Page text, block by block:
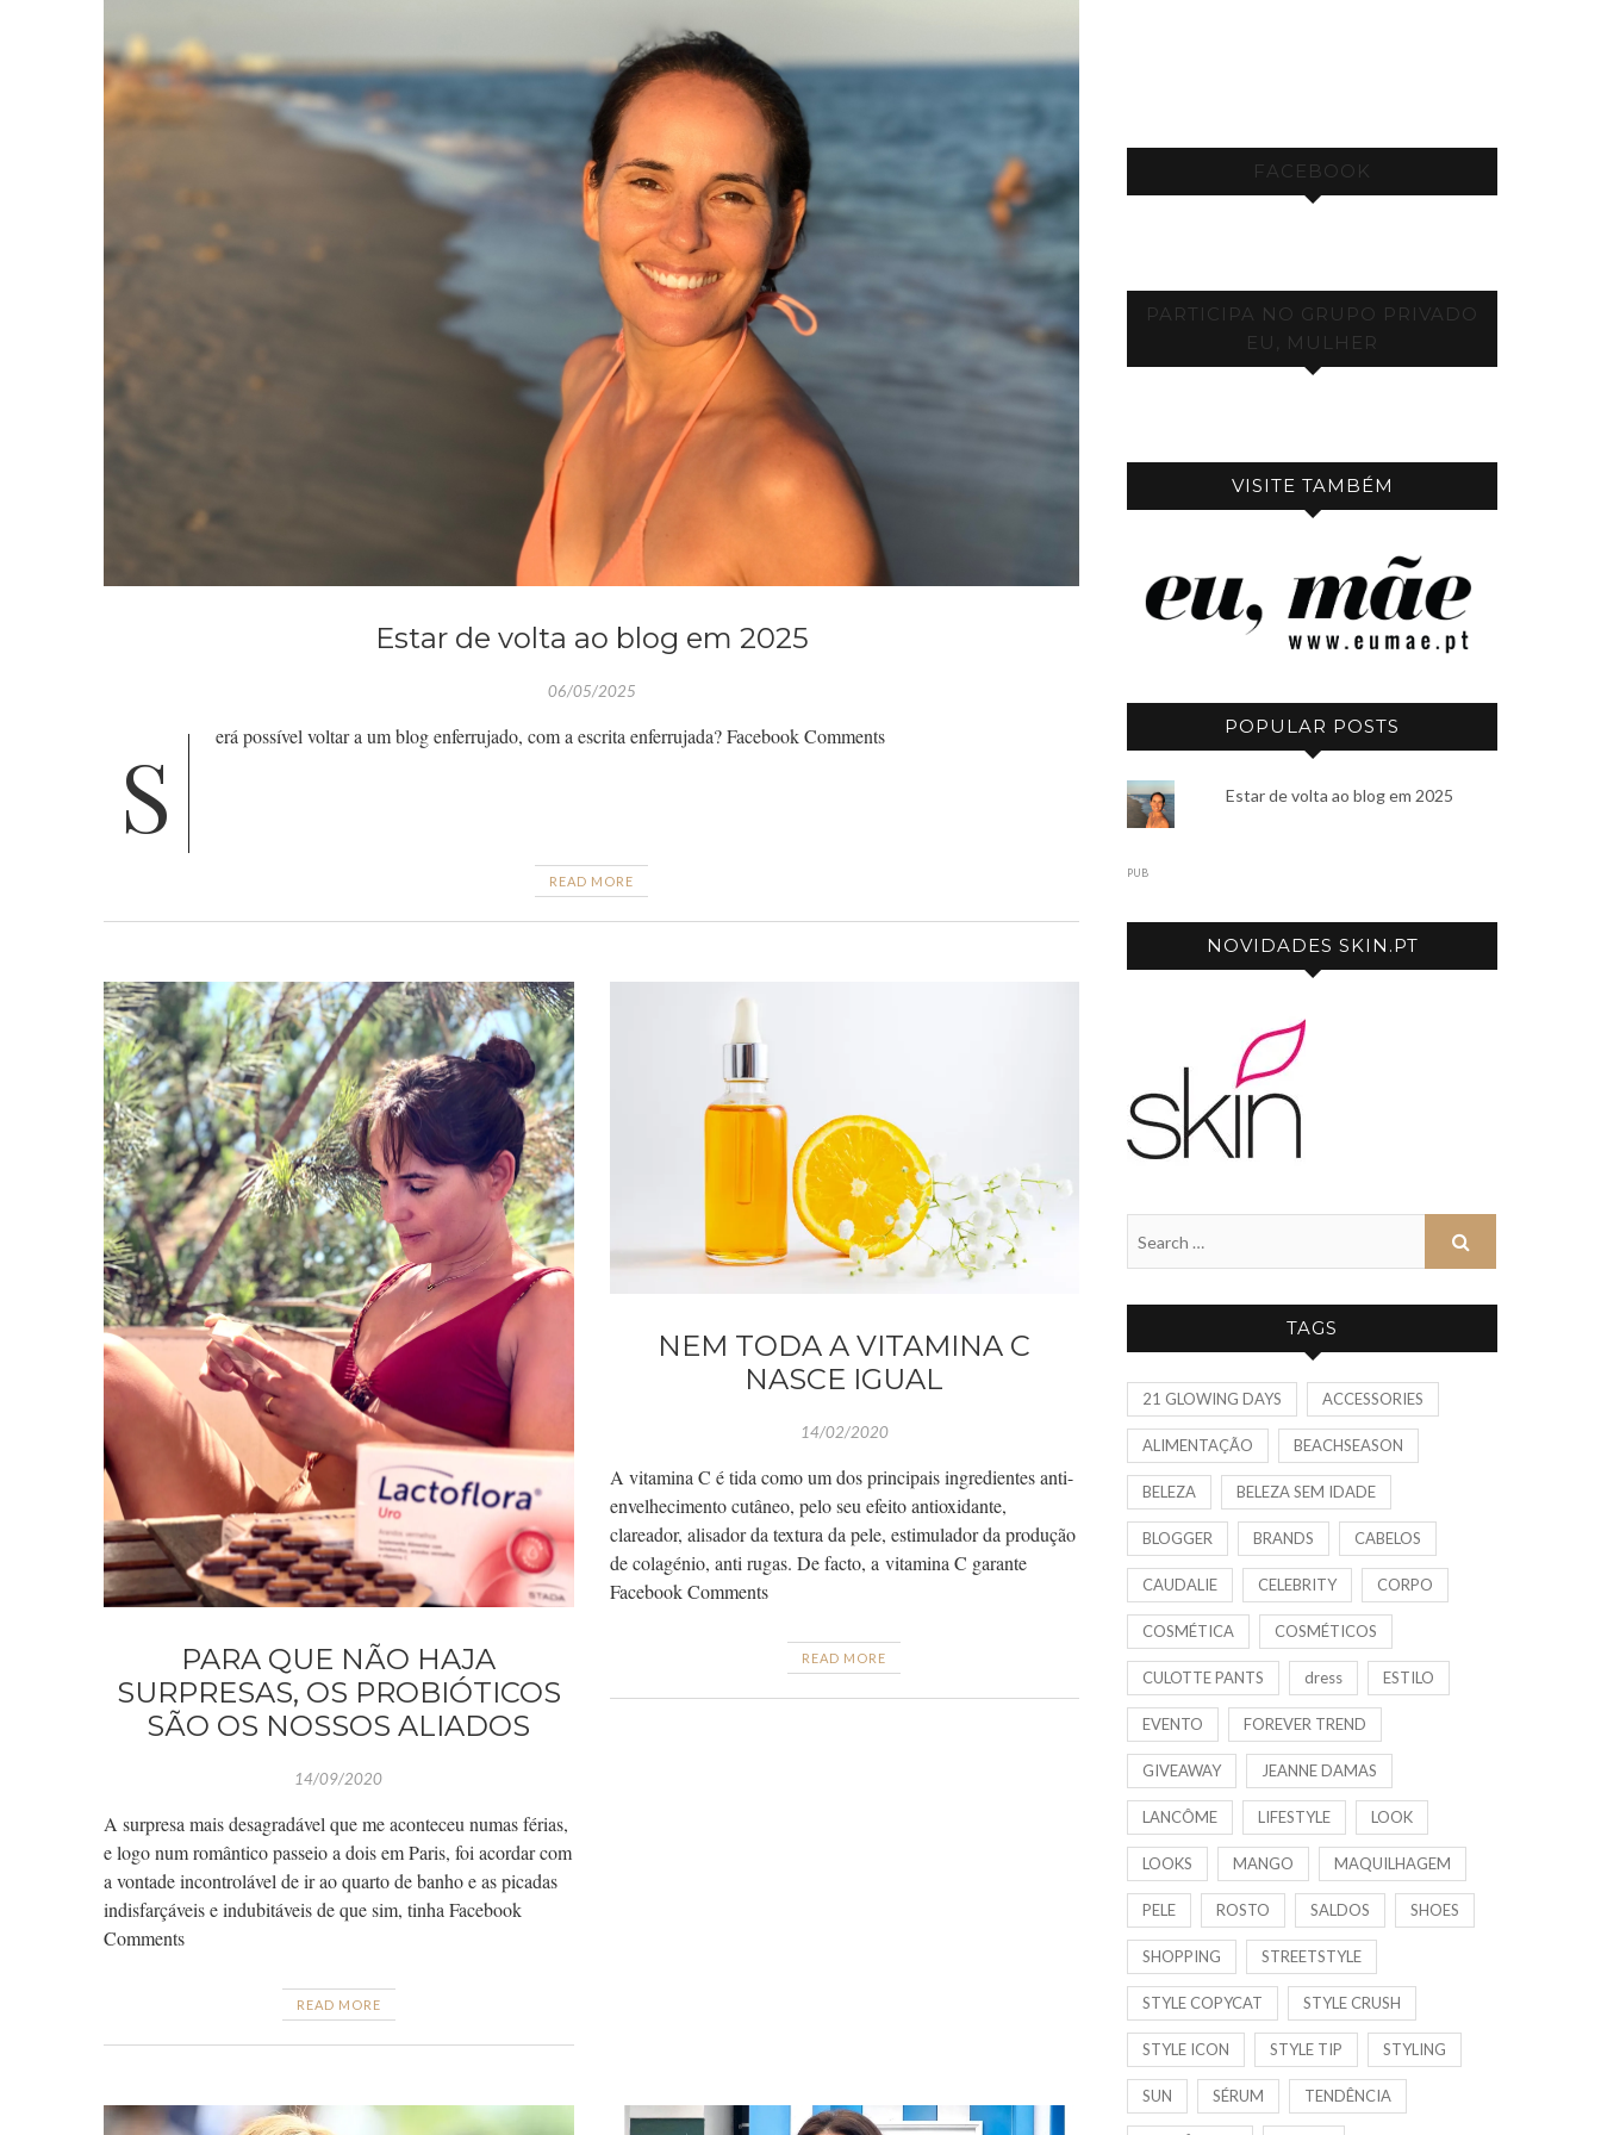
Estar de volta ao blog em 2025
06/05/2025
S erá possível voltar a um blog enferrujado, com a escrita enferrujada? Facebook Comments
READ MORE
PARA QUE NÃO HAJA
SURPRESAS, OS PROBIÓTICOS
SÃO OS NOSSOS ALIADOS
14/09/2020
A surpresa mais desagradável que me aconteceu numas férias,
e logo num romântico passeio a dois em Paris, foi acordar com
a vontade incontrolável de ir ao quarto de banho e as picadas
indisfarçáveis e indubitáveis de que sim, tinha Facebook
Comments
READ MORE
NEM TODA A VITAMINA C
NASCE IGUAL
14/02/2020
A vitamina C é tida como um dos principais ingredientes anti-
envelhecimento cutâneo, pelo seu efeito antioxidante,
clareador, alisador da textura da pele, estimulador da produção
de colagénio, anti rugas. De facto, a vitamina C garante
Facebook Comments
READ MORE
FACEBOOK
PARTICIPA NO GRUPO PRIVADO
EU, MULHER
VISITE TAMBÉM
POPULAR POSTS
Estar de volta ao blog em 2025
PUB
NOVIDADES SKIN.PT
TAGS
21 GLOWING DAYS ACCESSORIES
ALIMENTAÇÃO BEACHSEASON
BELEZA BELEZA SEM IDADE
BLOGGER BRANDS CABELOS
CAUDALIE CELEBRITY CORPO
COSMÉTICA COSMÉTICOS
CULOTTE PANTS dress ESTILO
EVENTO FOREVER TREND
GIVEAWAY JEANNE DAMAS
LANCÔME LIFESTYLE LOOK
LOOKS MANGO MAQUILHAGEM
PELE ROSTO SALDOS SHOES
SHOPPING STREETSTYLE
STYLE COPYCAT STYLE CRUSH
STYLE ICON STYLE TIP STYLING
SUN SÉRUM TENDÊNCIA